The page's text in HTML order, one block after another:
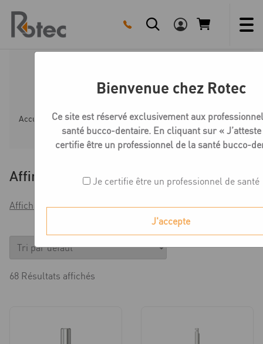
content
Instruments chirurgie
Accueil Boutique Implantologie - Chirurgie
Affiner
Afficher les filtres
68 Résultats affichés
Bienvenue chez Rotec
Ce site est réservé exclusivement aux
santé bucco-dentaire. En cliquant sur « J’atteste
certifie être un professionnel de la santé bucco-
Je certifie être un professionnel de santé
J'accepte